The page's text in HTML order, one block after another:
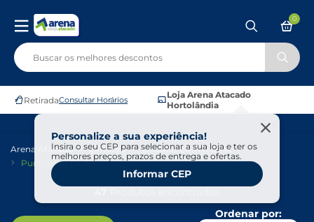
RetiradaConsultar Horários
Loja Arena Atacado
Hortolândia
Personalize a sua experiência!
Insira o seu CEP para selecionar a sua loja e ter os
melhores preços, prazos de entrega e ofertas.
Informar CEP
0
Arena Atacado Limpeza
Cuidado Com A Casa
Purificador De Ar
Ordenar por: